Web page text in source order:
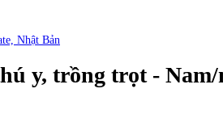
Nhật Bản
y, trồng trọt -